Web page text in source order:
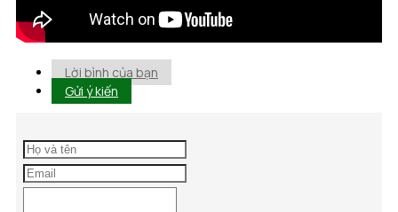
Lời bình của bạn
Gửi ý kiến